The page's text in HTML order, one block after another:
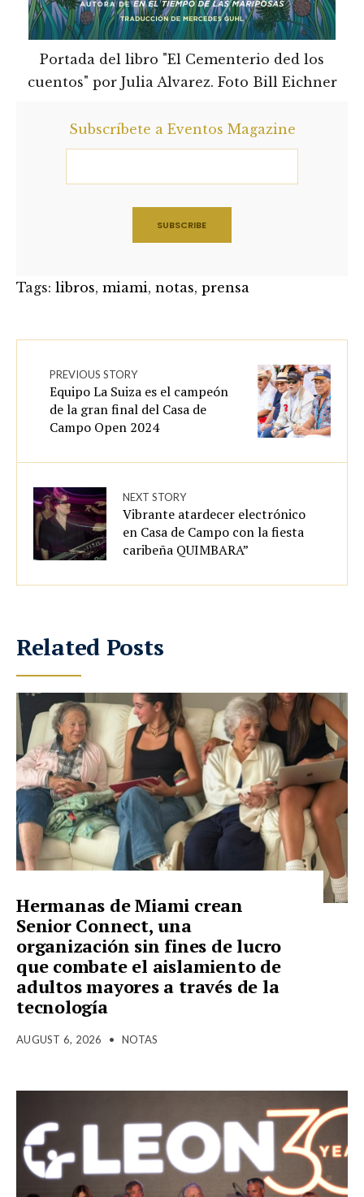
Portada del libro "El Cementerio ded los
cuentos" por Julia Alvarez. Foto Bill Eichner
Subscríbete a Eventos Magazine
Tags: libros, miami, notas, prensa
PREVIOUS STORY
Equipo La Suiza es el campeón
de la gran final del Casa de
Campo Open 2024
NEXT STORY
Vibrante atardecer electrónico
en Casa de Campo con la fiesta
caribeña QUIMBARA”
Related Posts
Hermanas de Miami crean
Senior Connect, una
organización sin fines de lucro
que combate el aislamiento de
adultos mayores a través de la
tecnología
AUGUST 6, 2026 • NOTAS